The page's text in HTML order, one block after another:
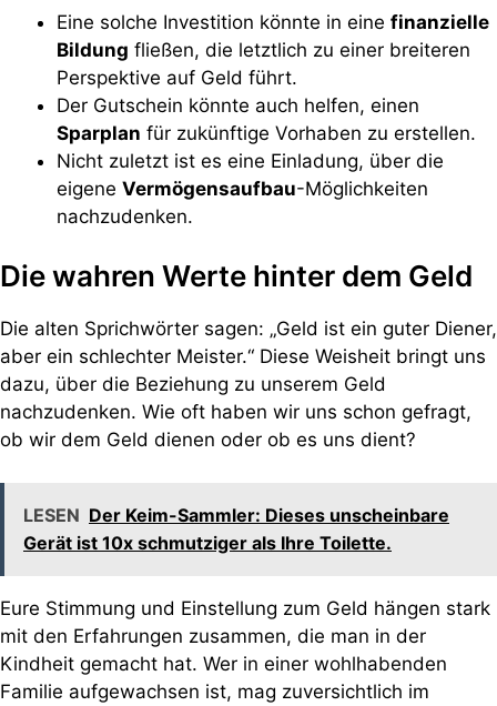
Eine solche Investition könnte in eine finanzielle
Bildung fließen, die letztlich zu einer breiteren
Perspektive auf Geld führt.
Der Gutschein könnte auch helfen, einen
Sparplan für zukünftige Vorhaben zu erstellen.
Nicht zuletzt ist es eine Einladung, über die
eigene Vermögensaufbau-Möglichkeiten
nachzudenken.
Die wahren Werte hinter dem Geld
Die alten Sprichwörter sagen: „Geld ist ein guter Diener,
aber ein schlechter Meister.“ Diese Weisheit bringt uns
dazu, über die Beziehung zu unserem Geld
nachzudenken. Wie oft haben wir uns schon gefragt,
ob wir dem Geld dienen oder ob es uns dient?
LESEN Der Keim-Sammler: Dieses unscheinbare
Gerät ist 10x schmutziger als Ihre Toilette.
Eure Stimmung und Einstellung zum Geld hängen stark
mit den Erfahrungen zusammen, die man in der
Kindheit gemacht hat. Wer in einer wohlhabenden
Familie aufgewachsen ist, mag zuversichtlich im